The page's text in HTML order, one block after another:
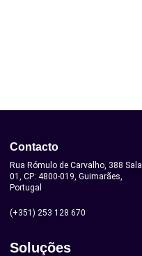
Contacto
Rua Rómulo de Carvalho, 388 Sala
01, CP: 4800-019, Guimarães,
Portugal
(+351) 253 128 670
Soluções